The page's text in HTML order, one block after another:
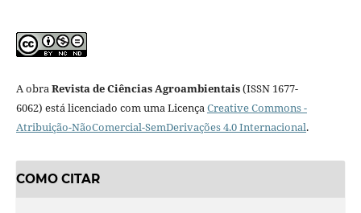
A obraRevista de Ciências Agroambientais(ISSN 1677-
6062) está licenciado com uma LicençaCreative Commons -
Atribuição-NãoComercial-SemDerivações 4.0 Internacional.
COMO CITAR